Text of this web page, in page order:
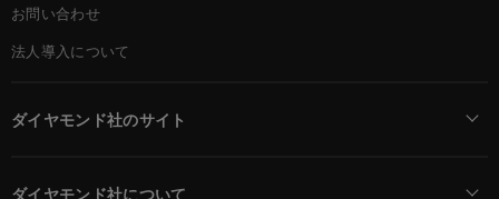
お問い合わせ
法人導入について
ダイヤモンド社のサイト
ダイヤモンド社について